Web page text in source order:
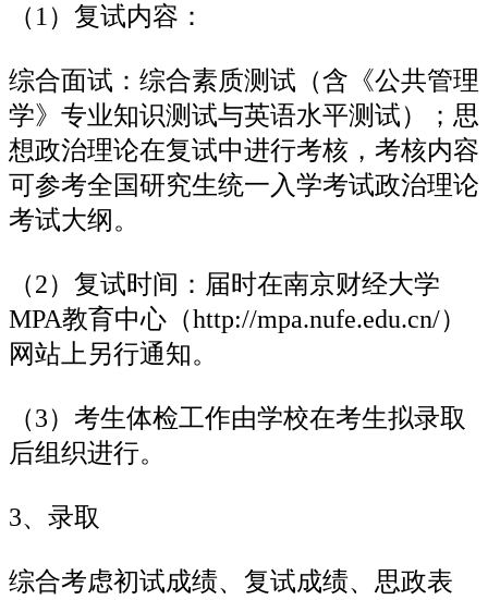
（1）复试内容：
综合面试：综合素质测试（含《公共管理
学》专业知识测试与英语水平测试）；思
想政治理论在复试中进行考核，考核内容
可参考全国研究生统一入学考试政治理论
考试大纲。
（2）复试时间：届时在南京财经大学
MPA教育中心（http://mpa.nufe.edu.cn/）
网站上另行通知。
（3）考生体检工作由学校在考生拟录取
后组织进行。
3、录取
综合考虑初试成绩、复试成绩、思政表